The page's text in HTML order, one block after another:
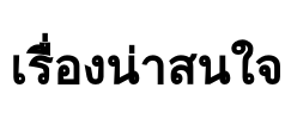
เรื่องน่าสนใจ